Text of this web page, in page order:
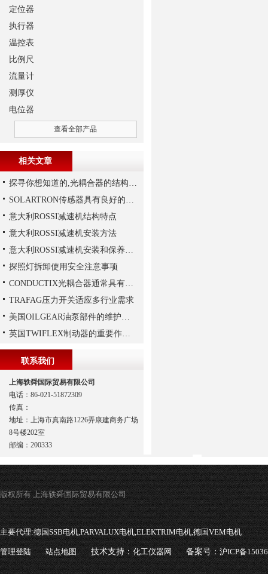
定位器
执行器
温控表
比例尺
流量计
测厚仪
电位器
查看全部产品
相关文章
探寻你想知道的,光耦合器的结构组成
SOLARTRON传感器具有良好的稳定性和反应速度
意大利ROSSI减速机结构特点
意大利ROSSI减速机安装方法
意大利ROSSI减速机安装和保养有这些要注意
探照灯拆卸使用安全注意事项
CONDUCTIX光耦合器通常具有多种封装形式
TRAFAG压力开关适应多行业需求
美国OILGEAR油泵部件的维护和修理
英国TWIFLEX制动器的重要作用是什么？
联系我们
上海轶舜国际贸易有限公司
电话：86-021-51872309
传真：
地址：上海市真南路1226弄康建商务广场
8号楼202室
邮编：200333
版权所有 上海轶舜国际贸易有限公司
主要代理:德国SSB电机,PARVALUX电机,ELEKTRIM电机,德国VEM电机
管理登陆 站点地图 技术支持：化工仪器网 备案号：沪ICP备